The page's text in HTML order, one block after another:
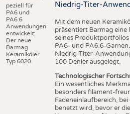
peziell für
PA6 und
PA6.6
Anwendungen
entwickelt:
Der neue
Barmag
Keramiköler
Typ 6020.
Niedrig-Titer-
Mit dem neuen
präsentiert Barmag
seines
PA6- und PA6.6-
Niedrig-Titer-
100 Denier ausgelegt.
Technologischer
Ein wesentliches
besonders filament-
Fadeneinlaufbereich, bei
benetzt wird, bevor er